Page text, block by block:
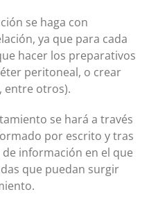
se haga con
ya que para cada
hacer los preparativos
peritoneal, o crear
entre otros).
se hará a través
por escrito y tras
información en el que
que puedan surgir